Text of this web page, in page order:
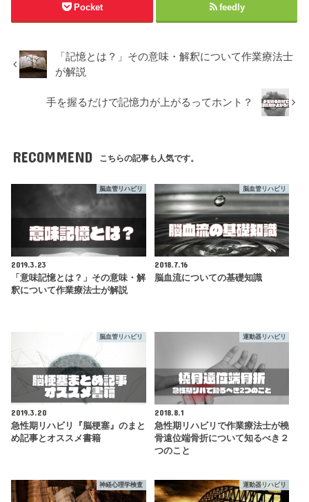
Pocket feedly
「記憶とは？」その意味・解釈について作業療法士
が解説
手を握るだけで記憶力が上がるってホント？
RECOMMEND こちらの記事も人気です。
脳血管リハビリ
2019.3.23
「意味記憶とは？」その意味・解
釈について作業療法士が解説
脳血管リハビリ
2018.7.16
脳血流についての基礎知識
脳血管リハビリ
2019.3.20
急性期リハビリ『脳梗塞』のまと
め記事とオススメ書籍
運動器リハビリ
2018.8.1
急性期リハビリで作業療法士が橈
骨遠位端骨折について知るべき２
つのこと
神経心理学検査 運動器リハビリ